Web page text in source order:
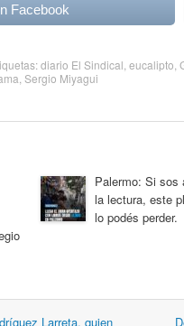
Facebook
diario El Sindical eucalipto
Sergio Miyagui
Palermo: Si sos
la lectura, este
lo podés perder.
Larreta, quien